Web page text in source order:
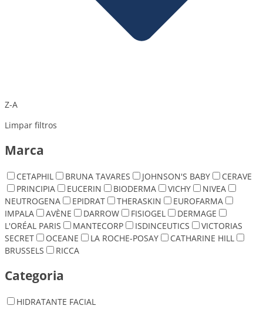
Z-A
Limpar filtros
Marca
CETAPHIL BRUNA TAVARES JOHNSON'S BABY
CERAVE
PRINCIPIA
EUCERIN BIODERMA VICHY
NIVEA
NEUTROGENA
EPIDRAT THERASKIN
EUROFARMA
IMPALA
AVÈNE DARROW FISIOGEL
DERMAGE
L'ORÉAL PARIS
MANTECORP ISDINCEUTICS
VICTORIAS
SECRET
OCEANE LA ROCHE-POSAY
CATHARINE HILL
BRUSSELS
RICCA
Categoria
HIDRATANTE FACIAL